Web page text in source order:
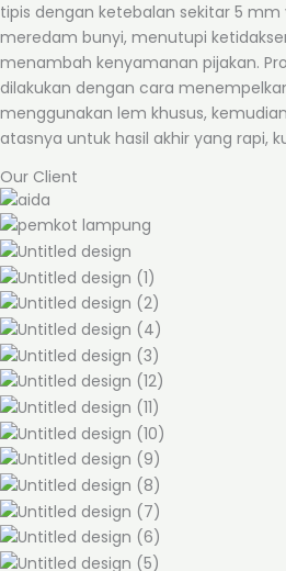
tipis dengan ketebalan sekitar 5
meredam bunyi, menutupi
menambah kenyamanan pijakan.
dilakukan dengan cara
menggunakan lem khusus,
atasnya untuk hasil akhir yang rapi,
Our Client